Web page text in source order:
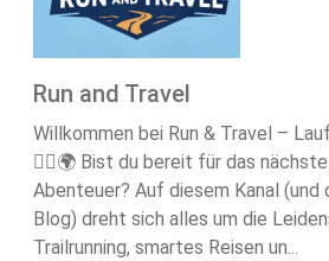
Run and Travel
Willkommen bei Run & Travel –
🏃‍♂️🌍 Bist du bereit für das
Abenteuer? Auf diesem Kanal (und
Blog) dreht sich alles um die
Trailrunning, smartes Reisen un...